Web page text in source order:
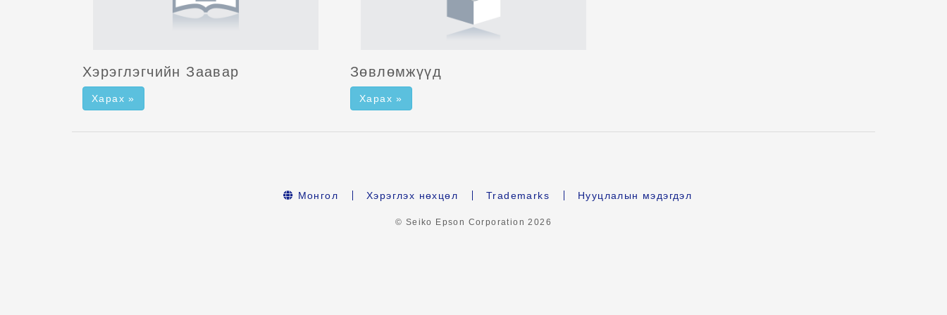
Хэрэглэгчийн Заавар
Харах »
Зөвлөмжүүд
Харах »
Монгол Хэрэглэх нөхцөл Trademarks Нууцлалын мэдэгдэл
© Seiko Epson Corporation 2026